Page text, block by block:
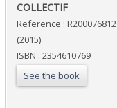
‎COLLECTIF‎
Reference : R200076812
(2015)
ISBN : 2354610769
See the book